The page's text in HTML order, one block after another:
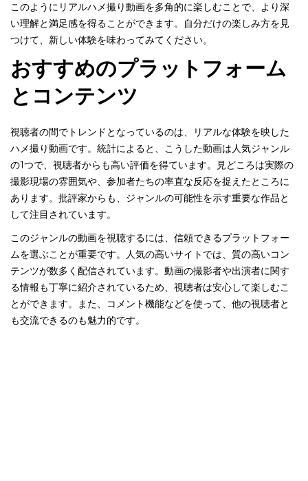
このようにリアルハメ撮り動画を多角的に楽しむことで、より深
い理解と満足感を得ることができます。自分だけの楽しみ方を見
つけて、新しい体験を味わってみてください。
おすすめのプラットフォーム
とコンテンツ
視聴者の間でトレンドとなっているのは、リアルな体験を映した
ハメ撮り動画です。統計によると、こうした動画は人気ジャンル
の1つで、視聴者からも高い評価を得ています。見どころは実際の
撮影現場の雰囲気や、参加者たちの率直な反応を捉えたところに
あります。批評家からも、ジャンルの可能性を示す重要な作品と
して注目されています。
このジャンルの動画を視聴するには、信頼できるプラットフォー
ムを選ぶことが重要です。人気の高いサイトでは、質の高いコン
テンツが数多く配信されています。動画の撮影者や出演者に関す
る情報も丁寧に紹介されているため、視聴者は安心して楽しむこ
とができます。また、コメント機能などを使って、他の視聴者と
も交流できるのも魅力的です。